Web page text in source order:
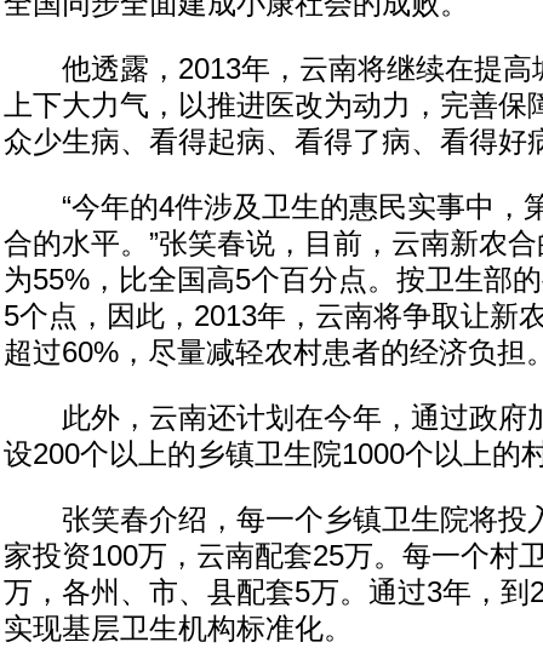
他透露，2013年，云南将继续在提高
上下大力气，以推进医改为动力，完善保
众少生病、看得起病、看得了病、看得好
“今年的4件涉及卫生的惠民实事中，
合的水平。”张笑春说，目前，云南新农
为55%，比全国高5个百分点。按卫生部
5个点，因此，2013年，云南将争取让新
超过60%，尽量减轻农村患者的经济负担
此外，云南还计划在今年，通过政府
设200个以上的乡镇卫生院1000个以上的
张笑春介绍，每一个乡镇卫生院将投
家投资100万，云南配套25万。每一个村
万，各州、市、县配套5万。通过3年，到
实现基层卫生机构标准化。